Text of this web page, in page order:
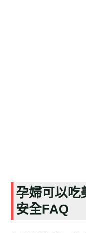
孕婦可以吃
安全FAQ